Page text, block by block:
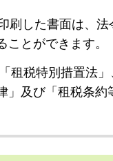
刷した書面は、
ことができます。
租税特別措置法
」及び「租税条